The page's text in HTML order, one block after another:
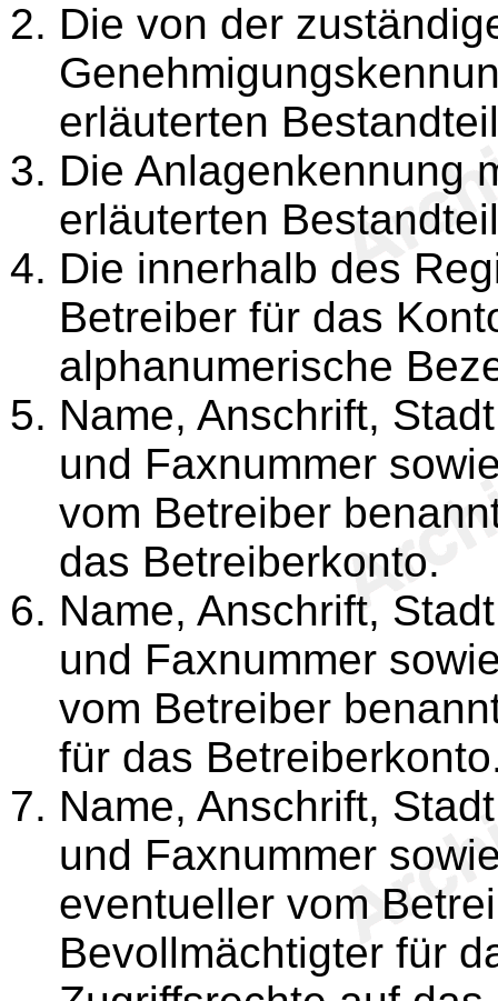
Die von der
erläuterten
Die Anlagenkennung
erläuterten
Die innerhalb des
Betreiber für das
alphanumerische
Name, Anschrift,
und Faxnummer
vom Betreiber
das Betreiberkonto.
Name, Anschrift,
und Faxnummer
vom Betreiber
für das
Name, Anschrift,
und Faxnummer
eventueller vom
Bevollmächtigter für